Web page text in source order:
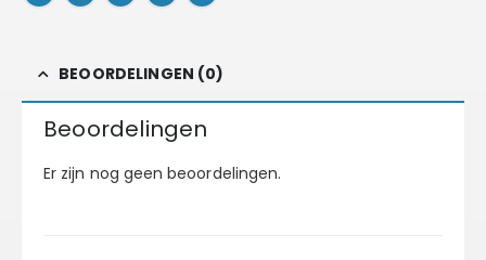
BEOORDELINGEN (0)
Beoordelingen
Er zijn nog geen beoordelingen.